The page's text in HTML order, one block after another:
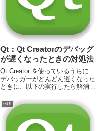
Qt：Qt Creatorのデバッグ
が遅くなったときの対処法
Qt Creator を使っているうちに、
デバッガーがどんどん遅くなった
ときに、以下の実行したら解消す
はいえ、ファイルやフォルダを削
除しますので、自己責任にてお願
いします。１）C:ドライブのプロ
パティ画面を表示...
GUI